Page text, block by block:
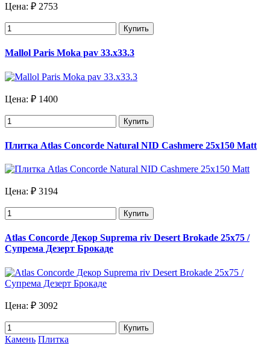
Цена: ₽ 2753
Купить
Mallol Paris Moka pav 33.х33.3
Цена: ₽ 1400
Купить
Плитка Atlas Concorde Natural NID Cashmere 25x150 Matt
Цена: ₽ 3194
Купить
Atlas Concorde Декор Suprema riv Desert Brokade 25х75 /
Супрема Дезерт Брокаде
Цена: ₽ 3092
Купить
Камень Плитка